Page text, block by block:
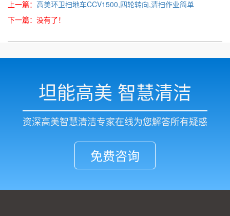
上一篇： 高美环卫扫地车CCV1500,四轮转向,清扫作业简单
下一篇：没有了！
坦能高美 智慧清洁
资深高美智慧清洁专家在线为您解答所有疑惑
免费咨询